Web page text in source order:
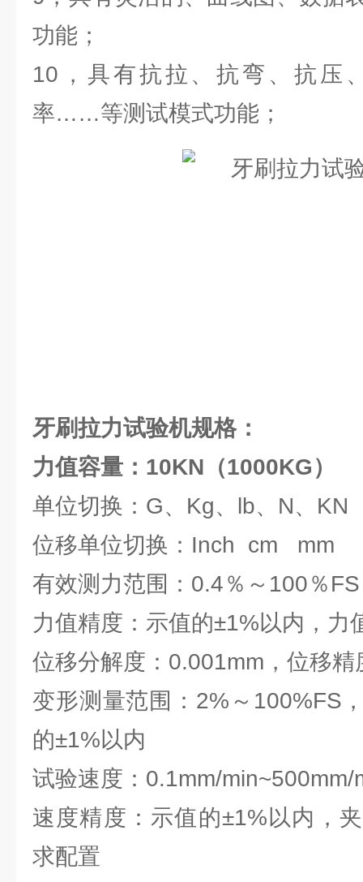
功能；
10，具有抗拉、抗弯、抗压
率……等测试模式功能；
牙刷拉力试验机规格：
力值容量：10KN（1000KG）
单位切换：G、Kg、lb、N、KN
位移单位切换：Inch cm mm
有效测力范围：0.4％～100％FS
力值精度：示值的±1%以内，力
位移分解度：0.001mm，位移
变形测量范围：2%～100%FS
的±1%以内
试验速度：0.1mm/min~500mm/
速度精度：示值的±1%以内，
求配置